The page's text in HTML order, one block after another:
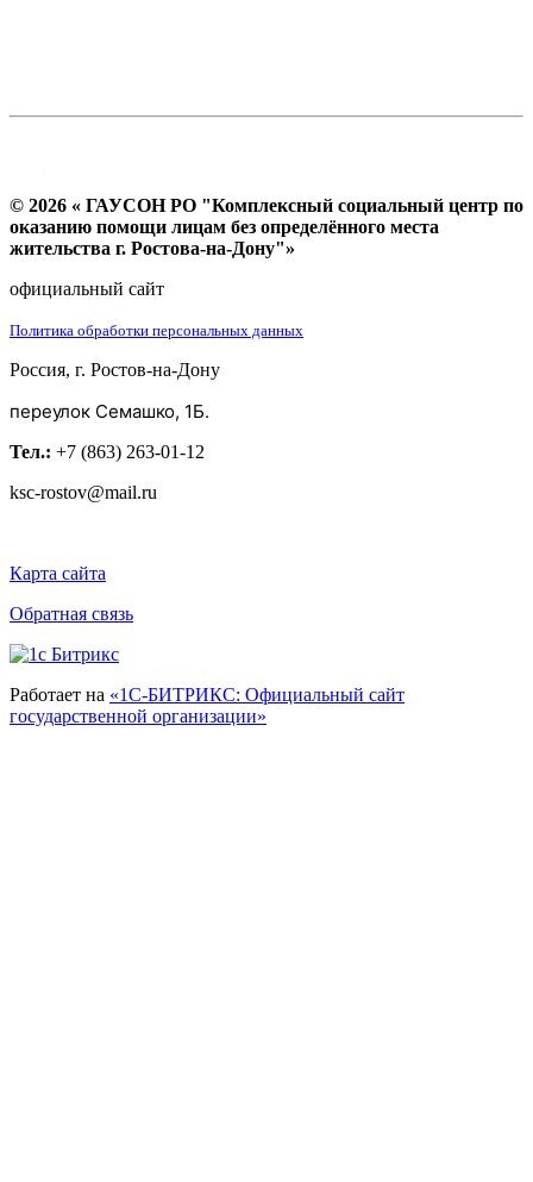
© 2026 « ГАУСОН РО "Комплексный социальный центр по
оказанию помощи лицам без определённого места
жительства г. Ростова-на-Дону"»
официальный сайт
Политика обработки персональных данных
Россия, г. Ростов-на-Дону
переулок Семашко, 1Б.
Тел.: +7 (863) 263-01-12
ksc-rostov@mail.ru
Карта сайта
Обратная связь
Работает на «1С-БИТРИКС: Официальный сайт
государственной организации»